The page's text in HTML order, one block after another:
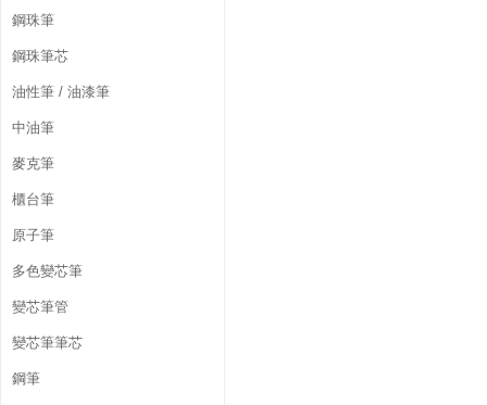
鋼珠筆
鋼珠筆芯
油性筆 / 油漆筆
中油筆
麥克筆
櫃台筆
原子筆
多色變芯筆
變芯筆管
變芯筆筆芯
鋼筆